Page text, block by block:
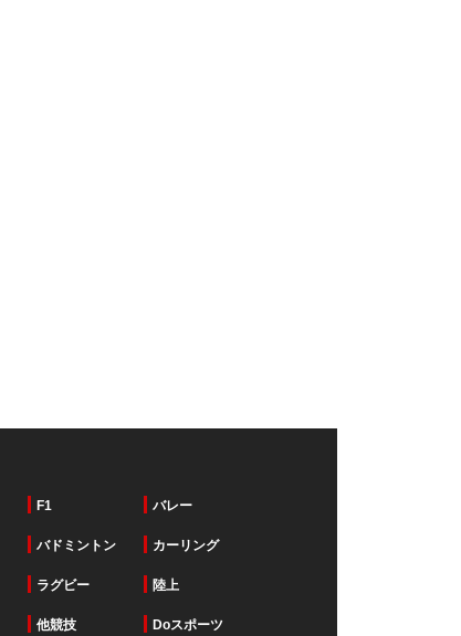
F1 バレー
バドミントン カーリング
ラグビー 陸上
他競技 Doスポーツ